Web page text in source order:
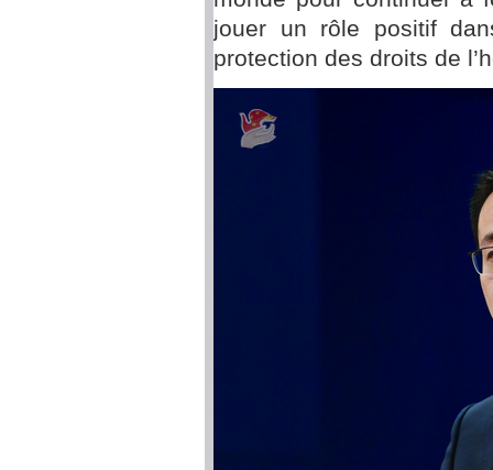
jouer un rôle positif
protection des droits de